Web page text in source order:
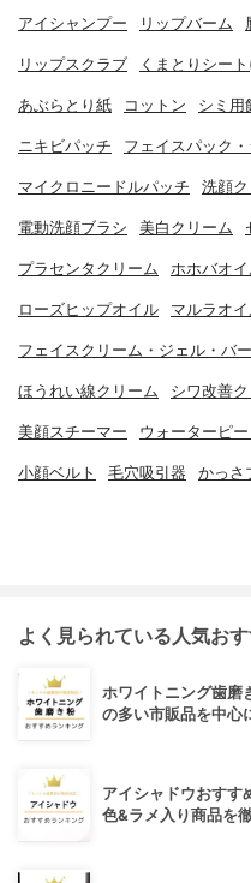
アイシャンプー リップバーム
リップスクラブ くまとりシー
あぶらとり紙 コットン シミ用
ニキビパッチ フェイスパック
マイクロニードルパッチ 洗顔ク
電動洗顔ブラシ 美白クリーム
プラセンタクリーム ホホバオ
ローズヒップオイル マルラオ
フェイスクリーム・ジェル・バ
ほうれい線クリーム シワ改善
美顔スチーマー ウォーターピ
小顔ベルト 毛穴吸引器 かっさ
よく見られている人気お
ホワイトニング歯磨
の多い市販品を中心
アイシャドウおすす
色&ラメ入り商品を